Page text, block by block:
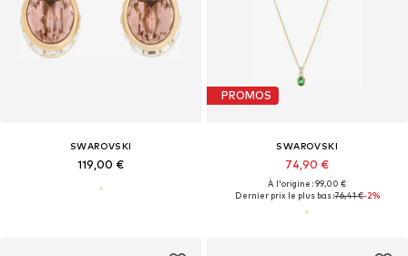
SWAROVSKI
119,00 €
PROMOS
SWAROVSKI
74,90 €
À l'origine : 99,00 €
Dernier prix le plus bas :76,41 €-2%